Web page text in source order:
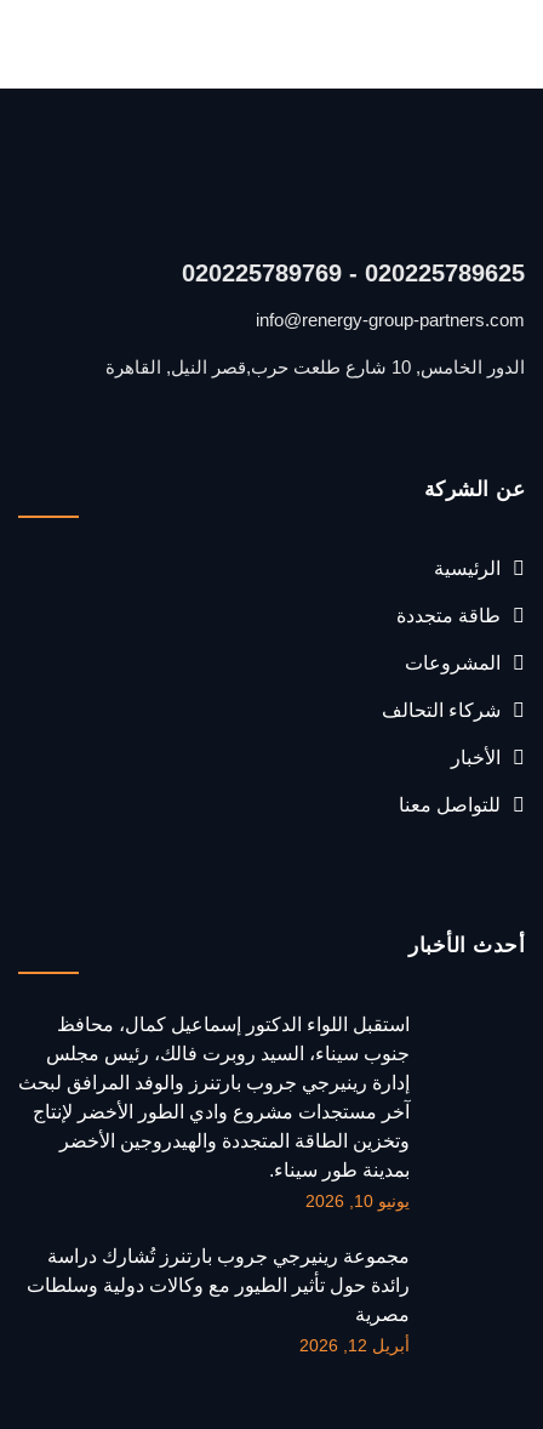
020225789625 - 020225789769
info@renergy-group-partners.com
الدور الخامس, 10 شارع طلعت حرب,قصر النيل, القاهرة
عن الشركة
الرئيسية
طاقة متجددة
المشروعات
شركاء التحالف
الأخبار
للتواصل معنا
أحدث الأخبار
استقبل اللواء الدكتور إسماعيل كمال، محافظ
جنوب سيناء، السيد روبرت فالك، رئيس مجلس
إدارة رينيرجي جروب بارتنرز والوفد المرافق لبحث
آخر مستجدات مشروع وادي الطور الأخضر لإنتاج
وتخزين الطاقة المتجددة والهيدروجين الأخضر
بمدينة طور سيناء.
يونيو 10, 2026
مجموعة رينيرجي جروب بارتنرز تُشارك دراسة
رائدة حول تأثير الطيور مع وكالات دولية وسلطات
مصرية
أبريل 12, 2026